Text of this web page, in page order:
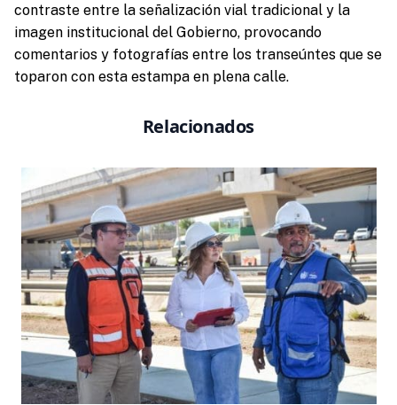
contraste entre la señalización vial tradicional y la
imagen institucional del Gobierno, provocando
comentarios y fotografías entre los transeúntes que se
toparon con esta estampa en plena calle.
Relacionados